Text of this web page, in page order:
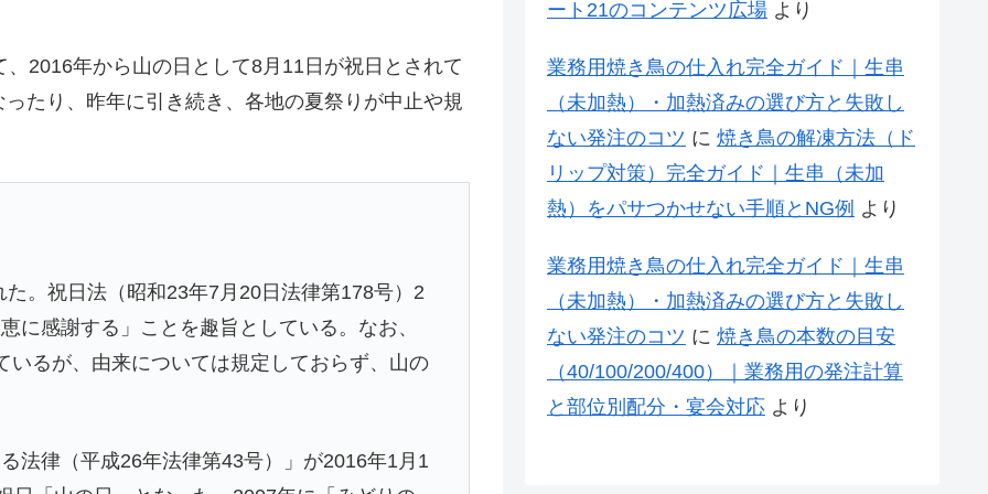
2016年から山の日として8月11日が祝日とされて
たり、昨年に引き続き、各地の夏祭りが中止や規
。祝日法（昭和23年7月20日法律第178号）2
に感謝する」ことを趣旨としている。なお、
るが、由来については規定しておらず、山の
法律（平成26年法律第43号）」が2016年1月1
ート21のコンテンツ広場 より
業務用焼き鳥の仕入れ完全ガイド｜生串
（未加熱）・加熱済みの選び方と失敗し
ない発注のコツ に 焼き鳥の解凍方法（ド
リップ対策）完全ガイド｜生串（未加
熱）をパサつかせない手順とNG例 より
業務用焼き鳥の仕入れ完全ガイド｜生串
（未加熱）・加熱済みの選び方と失敗し
ない発注のコツ に 焼き鳥の本数の目安
（40/100/200/400）｜業務用の発注計算
と部位別配分・宴会対応 より